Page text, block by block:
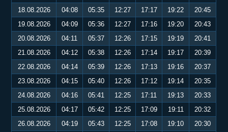
18.08.2026
04:08 05:35 12:27 17:17 19:22
20:45
19.08.2026
04:09 05:36 12:27 17:16 19:20
20:43
20.08.2026
04:11 05:37 12:26 17:15 19:19
20:41
21.08.2026
04:12 05:38 12:26 17:14 19:17
20:39
22.08.2026
04:14 05:39 12:26 17:13 19:16
20:37
23.08.2026
04:15 05:40 12:26 17:12 19:14
20:35
24.08.2026
04:16 05:41 12:25 17:11 19:13
20:33
25.08.2026
04:17 05:42 12:25 17:09 19:11
20:32
26.08.2026
04:19 05:43 12:25 17:08 19:10
20:30